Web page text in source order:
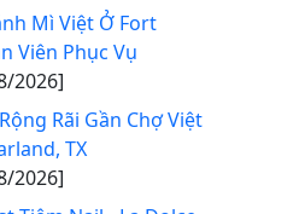
Mì Việt Ở Fort
Viên Phục Vụ
2026]
Rãi Gần Chợ Việt
TX
2026]